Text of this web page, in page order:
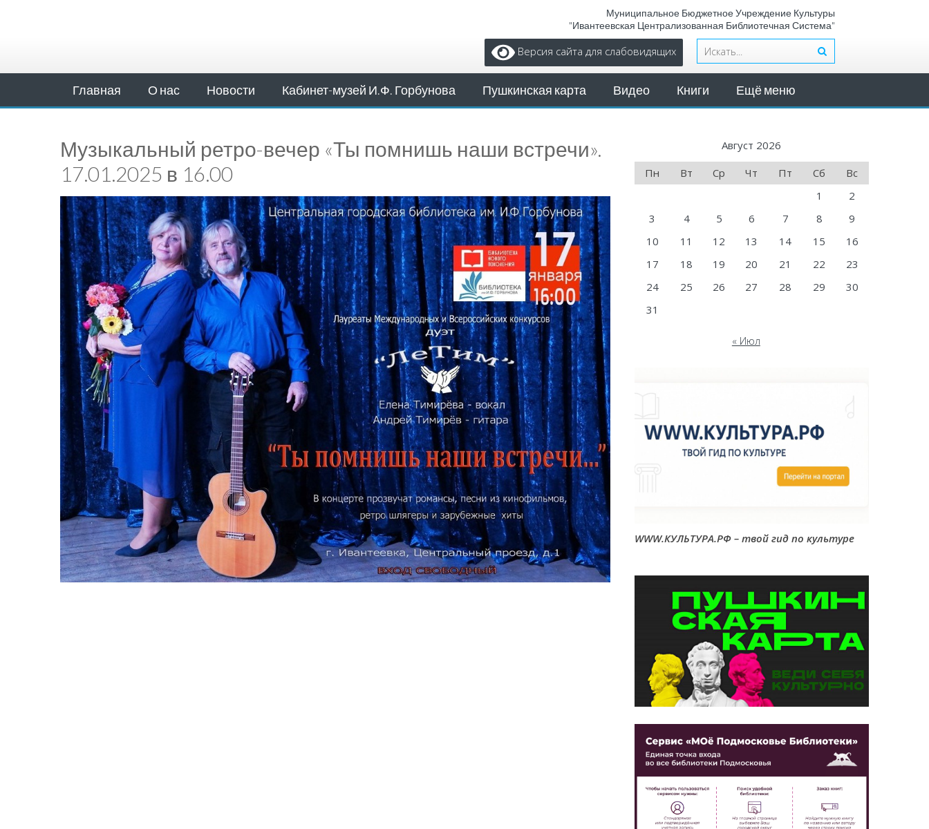
Муниципальное Бюджетное Учреждение Культуры
"Ивантеевская Централизованная Библиотечная Система"
Версия сайта для слабовидящих
Главная О нас Новости Кабинет-музей И.Ф. Горбунова Пушкинская карта Видео Книги Ещё меню
Музыкальный ретро-вечер «Ты помнишь наши встречи».
17.01.2025 в 16.00
Август 2026
Пн
Вт Ср Чт Пт Сб
Вс
1
2
3
4 5 6 7 8
9
10
11 12 13 14 15
16
17
18 19 20 21 22
23
24
25 26 27 28 29
30
31
« Июл
WWW.КУЛЬТУРА.РФ – твой гид по культуре